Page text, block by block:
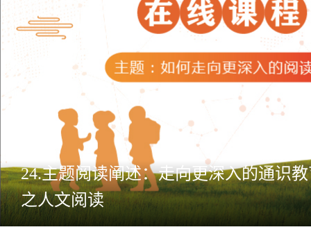
24.主题阅读阐述：走向更深入的通识
之人文阅读